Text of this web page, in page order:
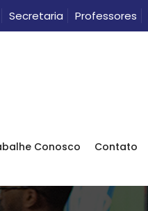
Secretaria Professores
Conosco Contato